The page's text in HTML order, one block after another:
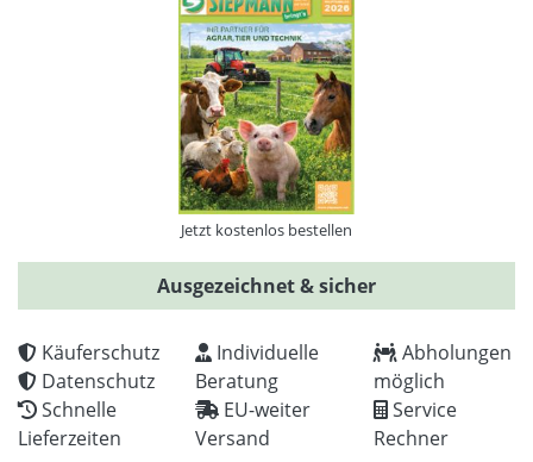
Jetzt kostenlos bestellen
Ausgezeichnet & sicher
Käuferschutz
Datenschutz
Schnelle
Lieferzeiten
Individuelle
Beratung
EU-weiter
Versand
Abholungen
möglich
Service
Rechner